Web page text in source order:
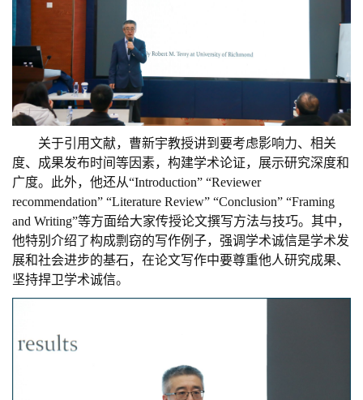
关于引用文献，曹新宇教授讲到要考虑影响力、相关
度、成果发布时间等因素， 构建学术论证， 展示研究深度和
广度。此外，他还从“Introduction” “Reviewer
recommendation” “Literature Review” “Conclusion” “Framing
and Writing”等方面给大家传授论文撰写方法与技巧。其中，
他特别介绍了构成剽窃的写作例子，强调学术诚信是学术发
展和社会进步的基石，在论文写作中要尊重他人研究成果、
坚持捍卫学术诚信。